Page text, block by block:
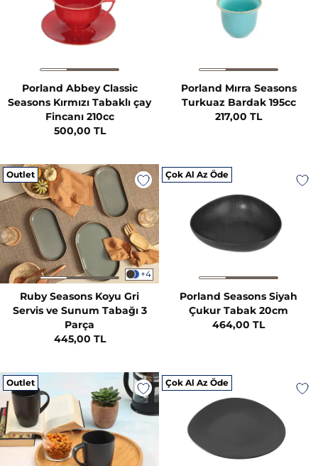
Porland Abbey Classic
Seasons Kırmızı Tabaklı çay
Fincanı 210cc
500,00 TL
Porland Mırra Seasons
Turkuaz Bardak 195cc
217,00 TL
Outlet
+4
Ruby Seasons Koyu Gri
Servis ve Sunum Tabağı 3
Parça
445,00 TL
Çok Al Az Öde
Porland Seasons Siyah
Çukur Tabak 20cm
464,00 TL
Outlet Çok Al Az Öde